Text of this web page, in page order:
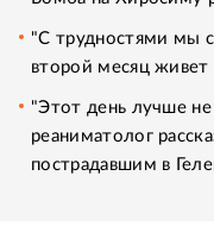
"С трудностями мы
второй месяц живет
"Этот день лучше не
реаниматолог
пострадавшим в